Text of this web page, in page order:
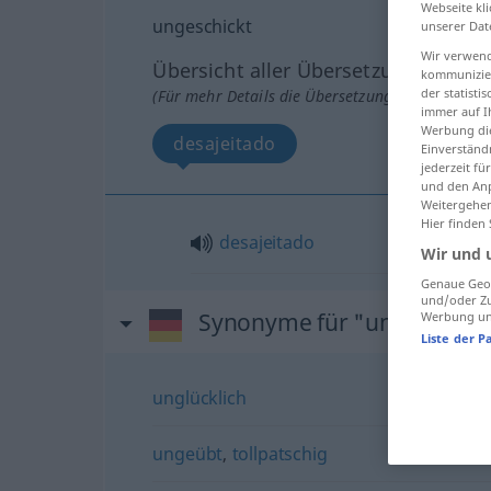
ungeschickt
Übersicht aller Übersetzungen
(Für mehr Details die Übersetzung anklicken/
desajeitado
desajeitado
Synonyme für
unglücklich
ungeübt, tollpatschig
Webseite
unserer
Wir
der
immer auf
Werbung
jederzeit
und den
Hier finden
Wir und
Genaue
und/oder
Werbung
Liste der